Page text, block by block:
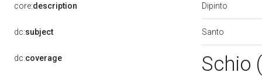
core:description Dipinto
dc:subject Santo
dc:coverage Schio